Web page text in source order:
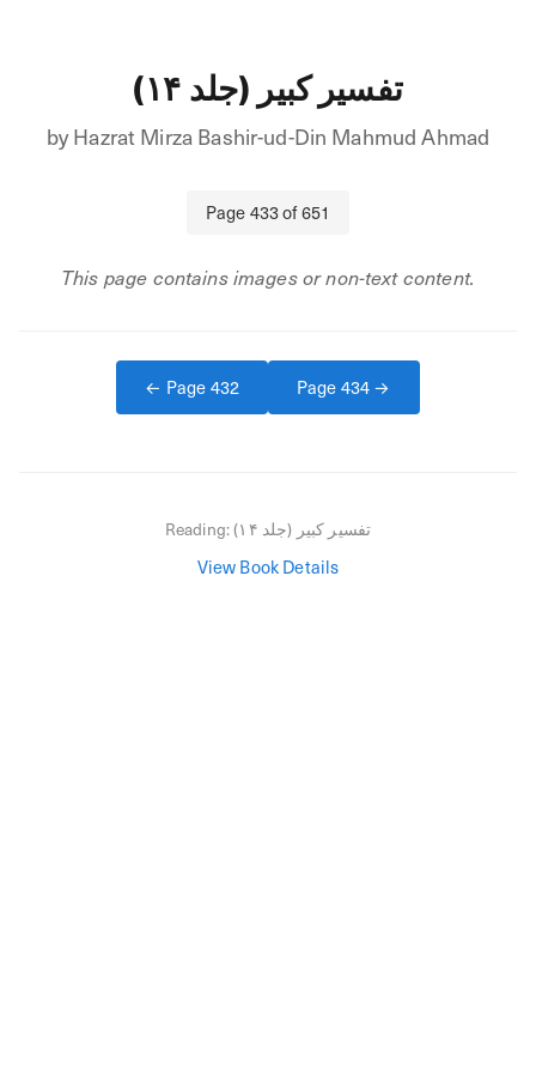
تفسیر کبیر (جلد ۱۴)
byHazrat Mirza Bashir-ud-Din Mahmud Ahmad
Page433of651
This page contains images or non-text content.
← Page432 Page434→
Reading: تفسیر کبیر (جلد ۱۴)
View Book Details